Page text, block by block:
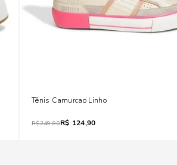
Tênis Camurcao Linho
R$249,90R$ 124,90